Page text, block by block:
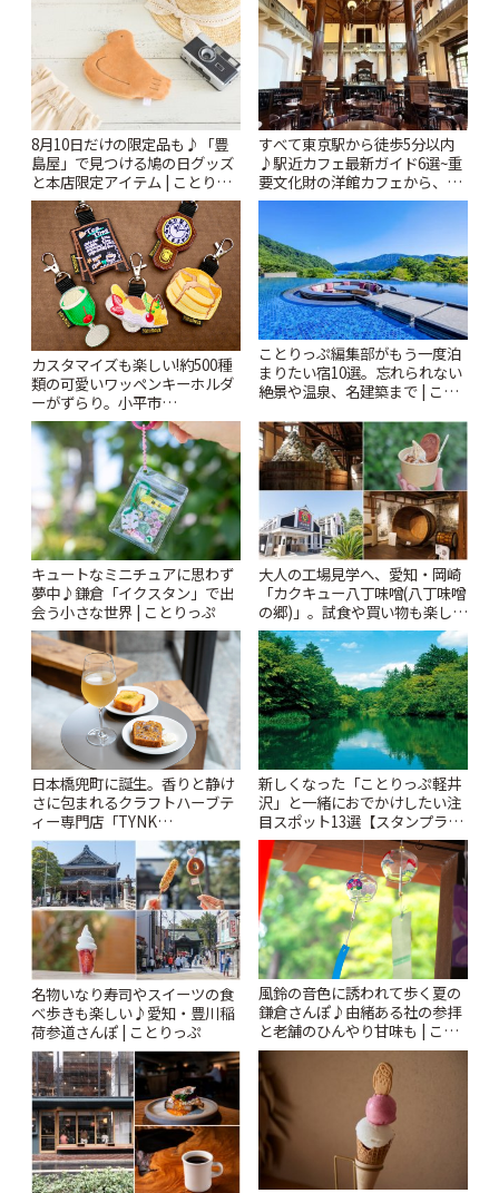
8月10日だけの限定品も♪「豊
島屋」で見つける鳩の日グッズ
と本店限定アイテム | ことりっ
ぷ
すべて東京駅から徒歩5分以内
♪駅近カフェ最新ガイド6選~重
要文化財の洋館カフェから、改
札すぐのレトロ喫茶まで~ | こと
カスタマイズも楽しい!約500種
類の可愛いワッペンキーホルダ
ーがずらり。小平市
「Kimamaya T&K」 | ことりっ
ぷ
ことりっぷ編集部がもう一度泊
まりたい宿10選。忘れられない
絶景や温泉、名建築まで | こと
キュートなミニチュアに思わず
夢中♪鎌倉「イクスタン」で出
会う小さな世界 | ことりっぷ
大人の工場見学へ、愛知・岡崎
「カクキュー八丁味噌(八丁味噌
の郷)」。試食や買い物も楽しみ
♪ | ことりっぷ
日本橋兜町に誕生。香りと静け
さに包まれるクラフトハーブテ
ィー専門店「TYNK
Kabutocho」 | ことりっぷ
新しくなった「ことりっぷ軽井
沢」と一緒におでかけしたい注
目スポット13選【スタンプラリ
ー開催中】 | ことりっぷ
名物いなり寿司やスイーツの食
べ歩きも楽しい♪愛知・豊川稲
荷参道さんぽ | ことりっぷ
風鈴の音色に誘われて歩く夏の
鎌倉さんぽ♪由緒ある社の参拝
と老舗のひんやり甘味も | こと
りっぷ